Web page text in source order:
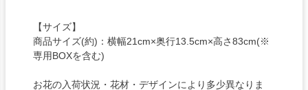
【サイズ】
商品サイズ(約)：横幅21cm×奥行13.5cm×高さ83cm(※
専用BOXを含む)
お花の入荷状況・花材・デザインにより多少異なりま